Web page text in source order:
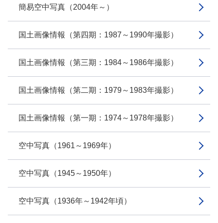
簡易空中写真（2004年～）
国土画像情報（第四期：1987～1990年撮影）
国土画像情報（第三期：1984～1986年撮影）
国土画像情報（第二期：1979～1983年撮影）
国土画像情報（第一期：1974～1978年撮影）
空中写真（1961～1969年）
空中写真（1945～1950年）
空中写真（1936年～1942年頃）